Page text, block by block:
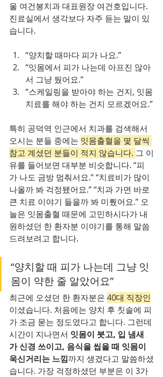
울 여건봉치과 대표원장 여건호입니다.
진료실에서 생각보다 자주 듣는 말이 있
습니다.
“양치할 때마다 피가 나요.”
“잇몸에서 피가 나는데 아프진 않아
서 그냥 뒀어요.”
“스케일링을 받아야 하는 건지, 잇몸
치료를 해야 하는 건지 모르겠어요.”
특히 공덕역 인근에서 치과를 검색해서
오시는 분들 중에는 잇몸출혈을 몇 달씩
참고 계셨던 분들이 적지 않습니다. 그 이
유를 들어보면 대부분 비슷합니다. “피
가 나도 금방 멈춰서요.” “치료비가 많이
나올까 봐 걱정됐어요.” “치과 가면 바로
큰 치료 이야기 들을까 봐 미뤘어요.” 오
늘은 잇몸출혈 때문에 고민하시다가 내
원하셨던 한 환자분 이야기를 통해 말씀
드려보려고 합니다.
“양치할 때 피가 나는데 그냥 잇
몸이 약한 줄 알았어요”
최근에 오셨던 한 환자분은 40대 직장인
이셨습니다. 처음에는 양치 후 칫솔에 피
가 조금 묻는 정도였다고 합니다. 그런데
시간이 지나면서 잇몸이 붓고, 입 냄새
가 신경 쓰이고, 음식을 씹을 때 잇몸이
욱신거리는 느낌까지 생겼다고 말씀하셨
습니다. 가장 걱정하셨던 부분은 이 3가